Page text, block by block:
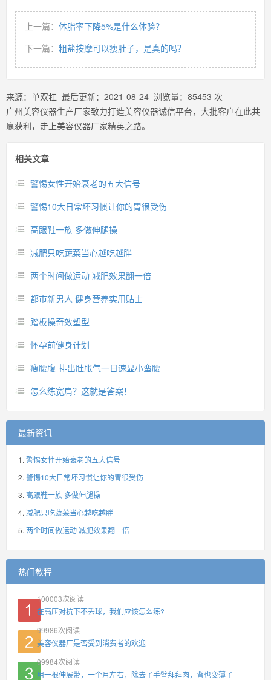
上一篇： 体脂率下降5%是什么体验？
下一篇： 粗盐按摩可以瘦肚子，是真的吗？
来源： 单双杠 最后更新： 2021-08-24 浏览量： 85453 次
广州美容仪器生产厂家致力打造美容仪器诚信平台，大批客户在此共
赢获利，走上美容仪器厂家精英之路。
相关文章
警惕女性开始衰老的五大信号
警惕10大日常坏习惯让你的胃很受伤
高跟鞋一族 多做伸腿操
减肥只吃蔬菜当心越吃越胖
两个时间做运动 减肥效果翻一倍
都市新男人 健身营养实用贴士
踏板操奇效塑型
怀孕前健身计划
瘦腰腹-排出肚胀气一日速显小蛮腰
怎么练宽肩？这就是答案！
最新资讯
警惕女性开始衰老的五大信号
警惕10大日常坏习惯让你的胃很受伤
高跟鞋一族 多做伸腿操
减肥只吃蔬菜当心越吃越胖
两个时间做运动 减肥效果翻一倍
热门教程
100003次阅读
在高压对抗下不丢球，我们应该怎么练?
99986次阅读
美容仪器厂是否受到消费者的欢迎
99984次阅读
用一根伸展带，一个月左右，除去了手臂拜拜肉，背也变薄了